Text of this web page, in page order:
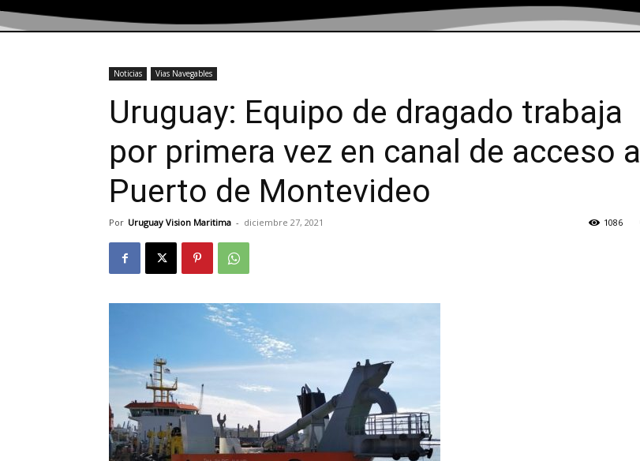
Noticias Vias Navegables
Uruguay: Equipo de dragado trabaja
por primera vez en canal de acceso al
Puerto de Montevideo
Por Uruguay Vision Maritima - diciembre 27, 2021 1086